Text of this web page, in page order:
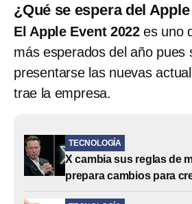
¿Qué se espera del
El Apple Event 2022es uno
más esperados del año pues
presentarse las nuevas
trae la empresa.
TECNOLOGÍA
X cambia sus reglas de
prepara cambios para